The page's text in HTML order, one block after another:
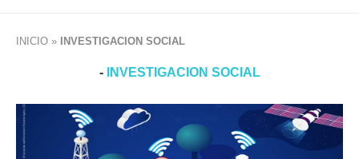
INICIO » INVESTIGACION SOCIAL
- INVESTIGACION SOCIAL